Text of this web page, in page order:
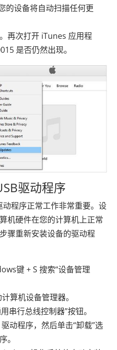
的设备将自动扫描任何更
再次打开 iTunes 应用程
是否仍然出现。
驱动程序
程序正常工作非常重要。设
机硬件在您的计算机上正常
骤重新安装设备的驱动程
键 + S 搜索“设备管理
算机设备管理器。
串行总线控制器”按钮。
动程序，然后单击“卸载”选
。